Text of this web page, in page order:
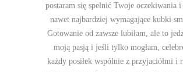
postaram się spełnić Twoje oczekiwania
nawet najbardziej wymagające kubki
Gotowanie od zawsze lubiłam, ale to
moją pasją i jeśli tylko mogłam,
każdy posiłek wspólnie z przyjaciółmi i